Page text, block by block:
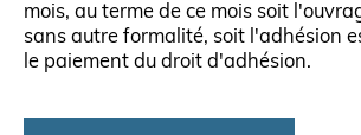
mois, au terme de ce mois soit
sans autre formalité, soit l'adhésion
le paiement du droit d'adhésion.